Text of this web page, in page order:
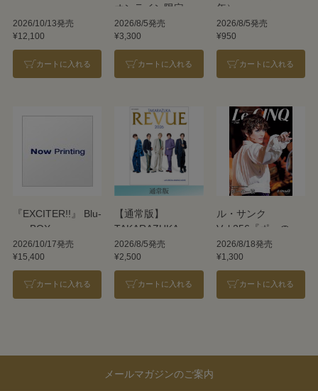
2026/10/13発売
¥12,100
カートに入れる
オンライン限定
版】TAKARAZUKA
REVUE 2026
2026/8/5発売
¥3,300
カートに入れる
年）
2026/8/5発売
¥950
カートに入れる
『EXCITER!!』 Blu-
ray BOX
2026/10/17発売
¥15,400
カートに入れる
【通常版】
TAKARAZUKA
REVUE 2026
2026/8/5発売
¥2,500
カートに入れる
ル・サンク
Vol.256『ポーの一
族』＜雪組＞
2026/8/18発売
¥1,300
カートに入れる
メールマガジンのご案内